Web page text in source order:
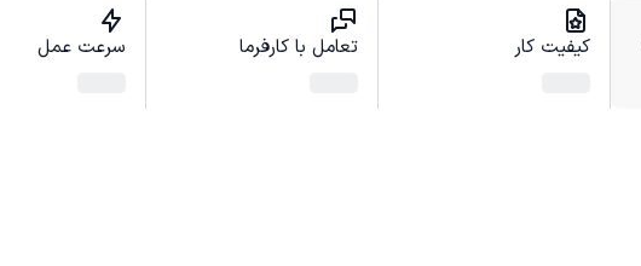
کیفیت کار تعامل با کارفرما سرعت عمل